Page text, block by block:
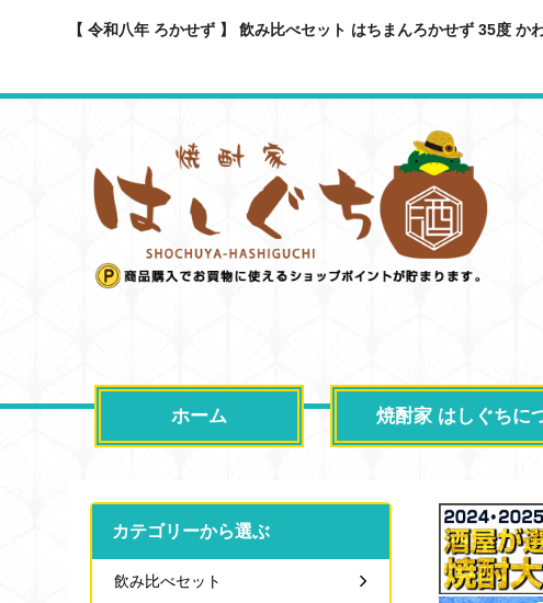
【 令和八年 ろかせず 】 飲み比べセット はちまんろかせず 35度
ホーム 焼酎家 はしぐちに
カテゴリーから選ぶ
飲み比べセット